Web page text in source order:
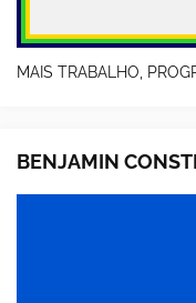
MAIS TRABALHO,
BENJAMIN